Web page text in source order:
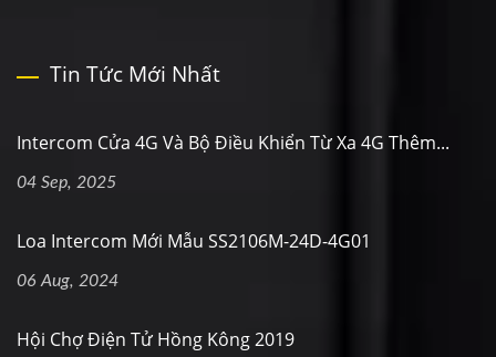
Tin Tức Mới Nhất
Intercom Cửa 4G Và Bộ Điều Khiển Từ Xa 4G Thêm...
04 Sep, 2025
Loa Intercom Mới Mẫu SS2106M-24D-4G01
06 Aug, 2024
Hội Chợ Điện Tử Hồng Kông 2019